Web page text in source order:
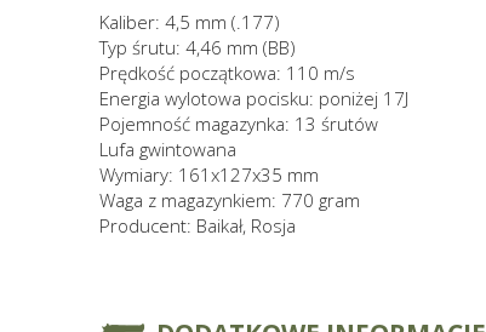
Kaliber: 4,5 mm (.177)
Typ śrutu: 4,46 mm (BB)
Prędkość początkowa: 110 m/s
Energia wylotowa pocisku: poniżej 17J
Pojemność magazynka: 13 śrutów
Lufa gwintowana
Wymiary: 161x127x35 mm
Waga z magazynkiem: 770 gram
Producent: Baikał, Rosja